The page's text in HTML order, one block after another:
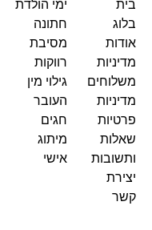
בית
בלוג
אודות
מדיניות
משלוחים
מדיניות
פרטיות
שאלות
ותשובות
יצירת
קשר
ימי הולדת
חתונה
מסיבת
רווקות
גילוי מין
העובר
חגים
מיתוג
אישי